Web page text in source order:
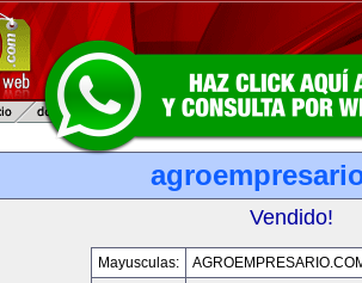
Vendido!
Mayusculas: